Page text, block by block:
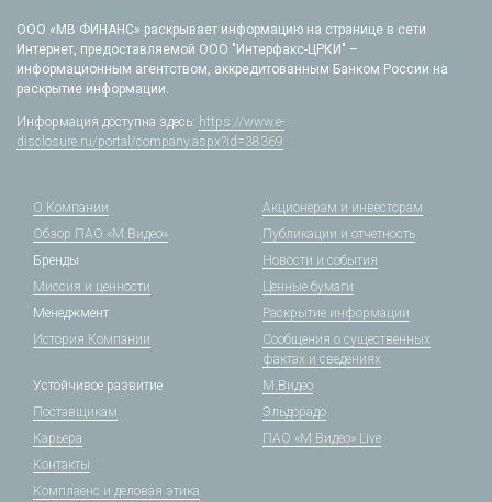
ООО «МВ ФИНАНС» раскрывает информацию на странице в сети
Интернет, предоставляемой ООО "Интерфакс-ЦРКИ" –
информационным агентством, аккредитованным Банком России на
раскрытие информации.
Информация доступна здесь: https://www.e-
disclosure.ru/portal/company.aspx?id=38369
О Компании
Обзор ПАО «М.Видео»
Бренды
Миссия и ценности
Менеджмент
История Компании
Акционерам и инвесторам
Публикации и отчетность
Новости и события
Ценные бумаги
Раскрытие информации
Сообщения о существенных
фактах и сведениях
Устойчивое развитие
Поставщикам
Карьера
Контакты
Комплаенс и деловая этика
М.Видео
Эльдорадо
ПАО «М.Видео» Live